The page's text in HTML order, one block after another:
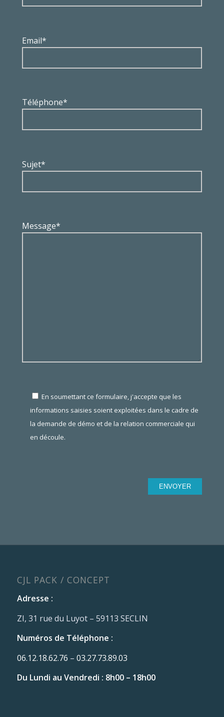
Email*
Téléphone*
Sujet*
Message*
En soumettant ce formulaire, j'accepte que les
informations saisies soient exploitées dans le cadre de
la demande de démo et de la relation commerciale qui
en découle.
CJL PACK / CONCEPT
Adresse :
ZI, 31 rue du Luyot – 59113 SECLIN
Numéros de Téléphone :
06.12.18.62.76 – 03.27.73.89.03
Du Lundi au Vendredi : 8h00 – 18h00